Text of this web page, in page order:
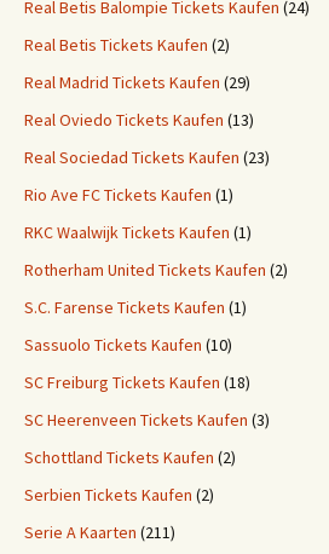
Real Betis Balompie Tickets Kaufen (24)
Real Betis Tickets Kaufen (2)
Real Madrid Tickets Kaufen (29)
Real Oviedo Tickets Kaufen (13)
Real Sociedad Tickets Kaufen (23)
Rio Ave FC Tickets Kaufen (1)
RKC Waalwijk Tickets Kaufen (1)
Rotherham United Tickets Kaufen (2)
S.C. Farense Tickets Kaufen (1)
Sassuolo Tickets Kaufen (10)
SC Freiburg Tickets Kaufen (18)
SC Heerenveen Tickets Kaufen (3)
Schottland Tickets Kaufen (2)
Serbien Tickets Kaufen (2)
Serie A Kaarten (211)